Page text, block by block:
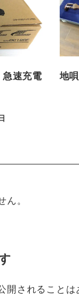
速充電
地
。
開されることは